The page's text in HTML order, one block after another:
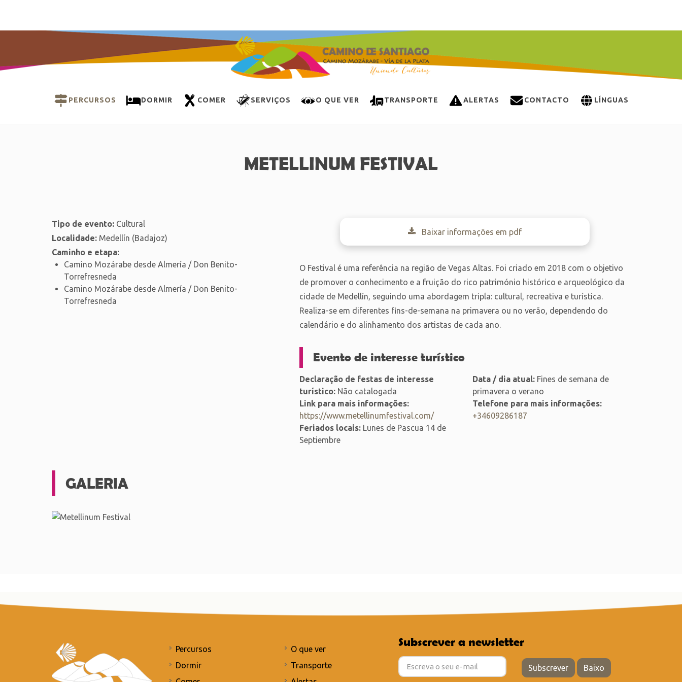
PERCURSOS DORMIR COMER SERVIÇOS O QUE VER TRANSPORTE ALERTAS CONTACTO LÍNGUAS
METELLINUM FESTIVAL
Tipo de evento: Cultural
Localidade: Medellín (Badajoz)
Caminho e etapa:
Camino Mozárabe desde Almería / Don Benito-
Torrefresneda
Camino Mozárabe desde Almería / Don Benito-
Torrefresneda
Baixar informações em pdf
O Festival é uma referência na região de Vegas Altas. Foi criado em 2018 com o objetivo
de promover o conhecimento e a fruição do rico património histórico e arqueológico da
cidade de Medellín, seguindo uma abordagem tripla: cultural, recreativa e turística.
Realiza-se em diferentes fins-de-semana na primavera ou no verão, dependendo do
calendário e do alinhamento dos artistas de cada ano.
Evento de interesse turístico
Declaração de festas de interesse
turístico:Não catalogada
Data / dia atual:Fines de semana de
primavera o verano
Link para mais informações:
https://www.metellinumfestival.com/
Telefone para mais informações:
+34609286187
Feriados locais:Lunes de Pascua 14 de
Septiembre
GALERIA
Percursos
Dormir
O que ver
Transporte
Subscrever a newsletter
Subscrever Baixo